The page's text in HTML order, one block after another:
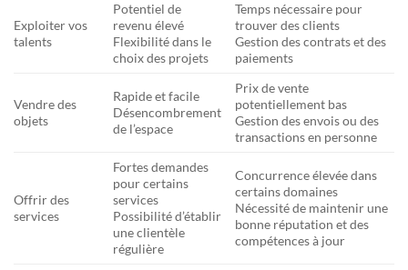
Exploiter vos
talents
Potentiel de
revenu élevé
Flexibilité dans le
choix des projets
Temps nécessaire pour
trouver des clients
Gestion des contrats et des
paiements
Vendre des
objets
Rapide et facile
Désencombrement
de l’espace
Prix de vente
potentiellement bas
Gestion des envois ou des
transactions en personne
Offrir des
services
Fortes demandes
pour certains
services
Possibilité d’établir
une clientèle
régulière
Concurrence élevée dans
certains domaines
Nécessité de maintenir une
bonne réputation et des
compétences à jour